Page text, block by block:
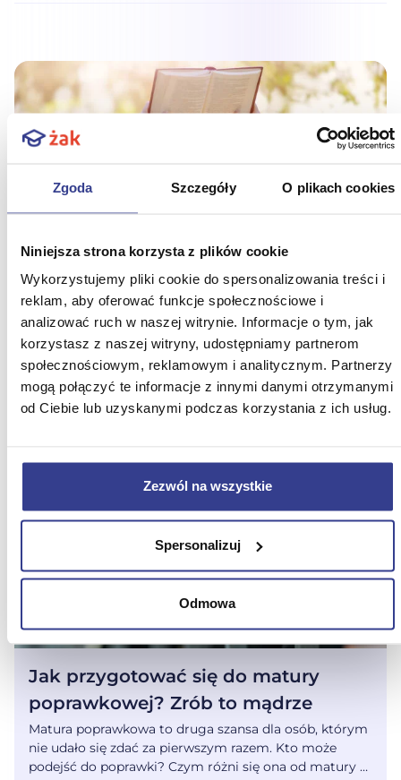
Zgoda Szczegóły O plikach cookies
Niniejsza strona korzysta z plików cookie
Wykorzystujemy pliki cookie do spersonalizowania treści i
reklam, aby oferować funkcje społecznościowe i
analizować ruch w naszej witrynie. Informacje o tym, jak
korzystasz z naszej witryny, udostępniamy partnerom
społecznościowym, reklamowym i analitycznym. Partnerzy
mogą połączyć te informacje z innymi danymi otrzymanymi
od Ciebie lub uzyskanymi podczas korzystania z ich usług.
Zezwól na wszystkie
Spersonalizuj
Odmowa
Co czytać latem? Maturalne lektury
idealne na wakacje
Czytanie lektur to ważna część przygotowań do
matury z języka polskiego. Czy warto zacząć już
latem? Zdecydowanie tak! Sprawdźmy, po które
maturalne utwory literackie warto sięgnąć w upalne
dni. Maturalne lektury na wakacje – czy warto już
zabierzesz się za […]
Zobacz więcej
Jak przygotować się do matury
poprawkowej? Zrób to mądrze
Matura poprawkowa to druga szansa dla osób, którym
nie udało się zdać za pierwszym razem. Kto może
podejść do poprawki? Czym różni się ona od matury w